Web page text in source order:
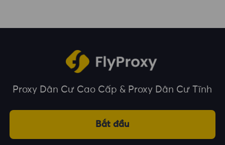
Proxy Dân Cư Cao Cấp & Proxy Dân Cư Tĩnh
Bắt đầu